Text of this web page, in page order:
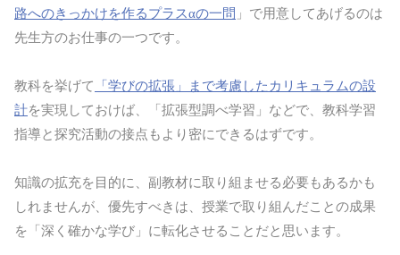
路へのきっかけを作るプラスαの一問 」で用意してあげるのは
先生方のお仕事の一つです。
教科を挙げて
「学びの拡張」まで考慮したカリキュラムの設
計を実現しておけば、「拡張型調べ学習」などで、教科学習
指導と探究活動の接点もより密にできるはずです。
知識の拡充を目的に、副教材に取り組ませる必要もあるかも
しれませんが、優先すべきは、授業で取り組んだことの成果
を「深く確かな学び」に転化させることだと思います。